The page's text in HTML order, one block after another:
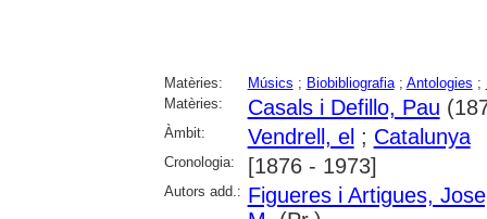
Matèries: Músics ; Biobibliografia; Antologies ;
Matèries:
Casals i Defillo, Pau
Àmbit: Vendrell, el; Catalunya
Cronologia: [1876 - 1973]
Autors add.: Figueres i Artigues,